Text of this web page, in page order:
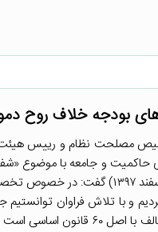
بودجه خلاف روح
مصلحت نظام و رییس هیئت
حاکمیت و جامعه با موضوع
دیده بان شفافیت و عدالت ـ (۲۰ اسفند
و با تلاش فراوان
تبصره خلط مسئولیت می‌کند و آغاز یک